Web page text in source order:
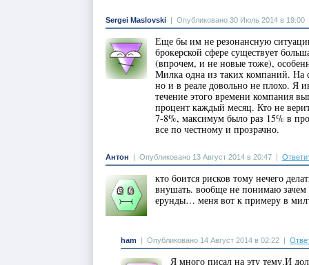
Sergei Maslovski Опубликовано 30 Июль 2014 в 19:00
Еще бы им не резонансную
брокерской сфере существует
(впрочем, и не новые тоже),
Милка одна из таких компаний. На
но и в реале довольно не плохо. Я
течение этого времени компания
процент каждый месяц. Кто не
7-8%, максимум было раз 15% в
все по честному и прозрачно.
Антон Опубликовано 13 Август 2014 в 20:47
кто боится рисков тому нечего
внушать. вообще не понимаю зачем
ерунды… меня вот к примеру в
ham Опубликовано 14 Август 2014 в 02:22
Я много писал на эту тему.И